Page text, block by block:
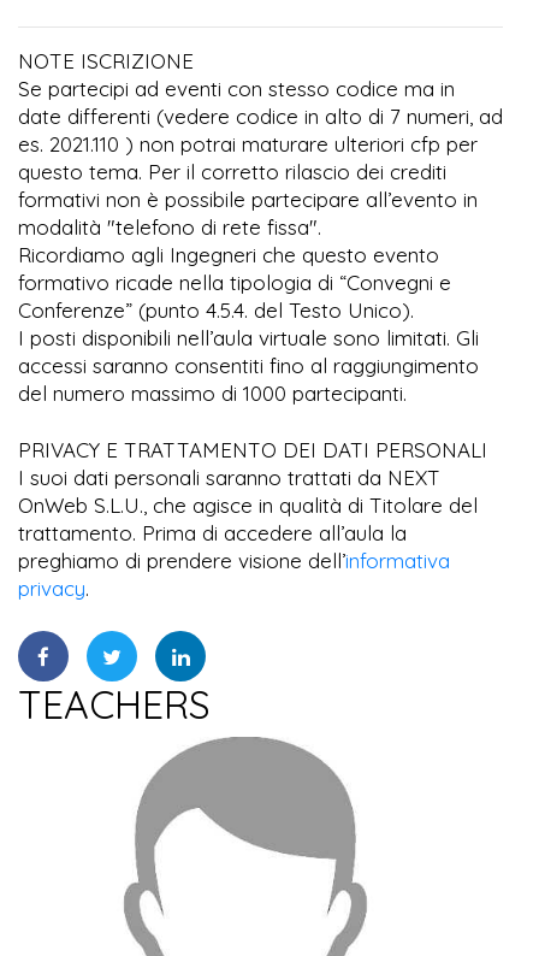
NOTE ISCRIZIONE
Se partecipi ad eventi con stesso codice ma in
date differenti (vedere codice in alto di 7 numeri, ad
es. 2021.110 ) non potrai maturare ulteriori cfp per
questo tema. Per il corretto rilascio dei crediti
formativi non è possibile partecipare all’evento in
modalità "telefono di rete fissa".
Ricordiamo agli Ingegneri che questo evento
formativo ricade nella tipologia di “Convegni e
Conferenze” (punto 4.5.4. del Testo Unico).
I posti disponibili nell’aula virtuale sono limitati. Gli
accessi saranno consentiti fino al raggiungimento
del numero massimo di 1000 partecipanti.
PRIVACY E TRATTAMENTO DEI DATI PERSONALI
I suoi dati personali saranno trattati da NEXT
OnWeb S.L.U., che agisce in qualità di Titolare del
trattamento. Prima di accedere all’aula la
preghiamo di prendere visione dell’informativa
privacy.
TEACHERS